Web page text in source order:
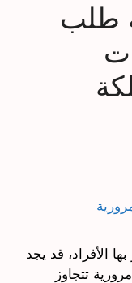
طلب
الأفراد، قد يجد
تتجاوز